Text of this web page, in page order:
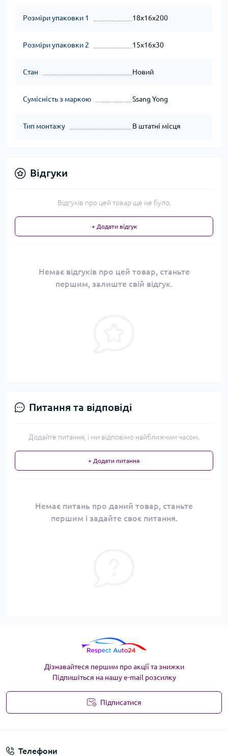
Розміри упаковки 1 18x16x200
Розміри упаковки 2 15x16x30
Стан Новий
Сумісність з маркою Ssang Yong
Тип монтажу В штатні місця
Відгуки
Відгуків про цей товар ще не було.
+ Додати відгук
Немає відгуків про цей товар, станьте
першим, залиште свій відгук.
Питання та відповіді
Додайте питання, і ми відповімо найближчим часом.
+ Додати питання
Немає питань про даний товар, станьте
першим і задайте своє питання.
Дізнавайтеся першим про акції та знижки
Підпишіться на нашу e-mail розсилку
Підписатися
Телефони